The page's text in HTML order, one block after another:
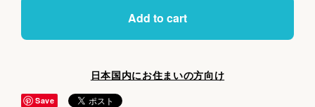
Add to cart
日本国内にお住まいの方向け
Save